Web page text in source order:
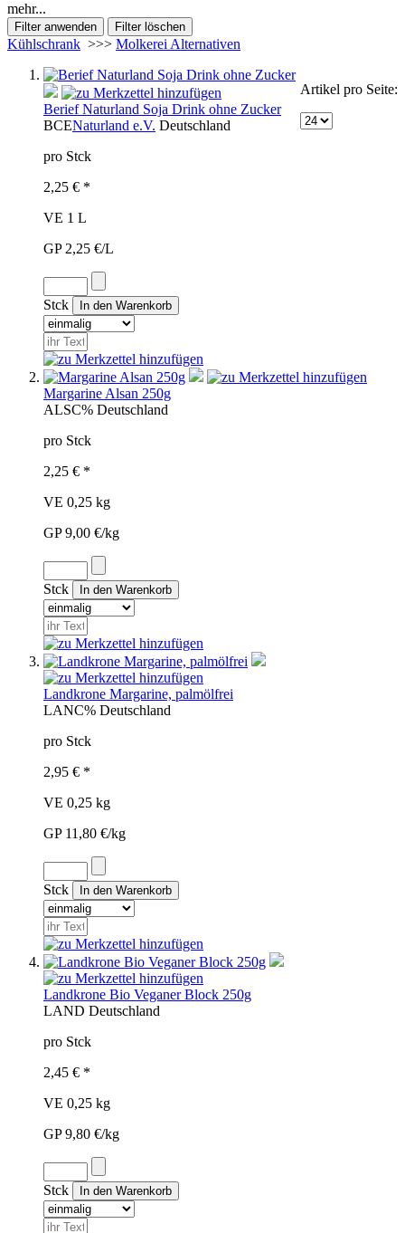
mehr...
Kühlschrank >>> Molkerei Alternativen
Artikel pro Seite:
Berief Naturland Soja Drink ohne Zucker
BCENaturland e.V. Deutschland
pro Stck
2,25 € *
VE 1 L
GP 2,25 €/L
Stck
Margarine Alsan 250g
ALSC% Deutschland
pro Stck
2,25 € *
VE 0,25 kg
GP 9,00 €/kg
Stck
Landkrone Margarine, palmölfrei
LANC% Deutschland
pro Stck
2,95 € *
VE 0,25 kg
GP 11,80 €/kg
Stck
Landkrone Bio Veganer Block 250g
LAND Deutschland
pro Stck
2,45 € *
VE 0,25 kg
GP 9,80 €/kg
Stck